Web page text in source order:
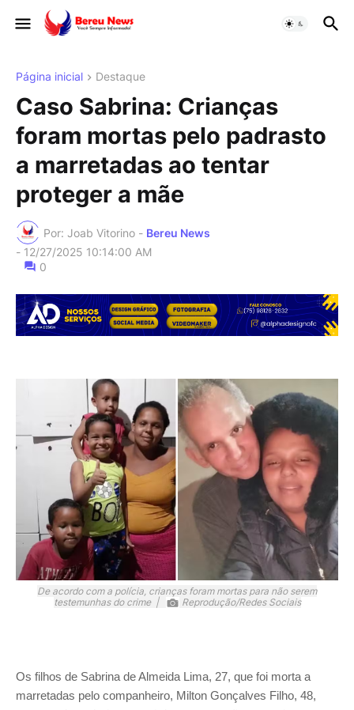
Página inicial Destaque
Caso Sabrina: Crianças
foram mortas pelo padrasto
a marretadas ao tentar
proteger a mãe
Por: Joab Vitorino - Bereu News
- 12/27/2025 10:14:00 AM
0
De acordo com a polícia, crianças foram mortas para não serem
testemunhas do crime |
Reprodução/Redes Sociais
Os filhos de Sabrina de Almeida Lima, 27, que foi morta a
marretadas pelo companheiro, Milton Gonçalves Filho, 48,